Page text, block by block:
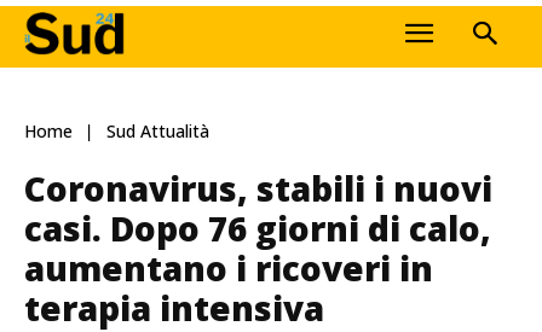
Home Sud Attualità
Coronavirus, stabili i nuovi
casi. Dopo 76 giorni di calo,
aumentano i ricoveri in
terapia intensiva